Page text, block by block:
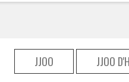
JJOO JJOO